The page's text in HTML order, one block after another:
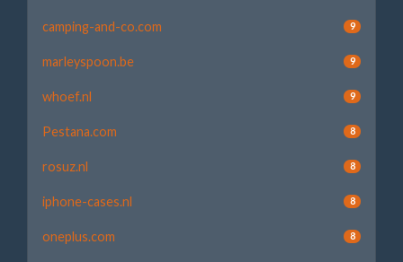
camping-and-co.com 9
marleyspoon.be 9
whoef.nl 9
Pestana.com 8
rosuz.nl 8
iphone-cases.nl 8
oneplus.com 8